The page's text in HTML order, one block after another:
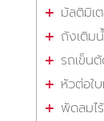
มัลติมิเ
ถังเติม
รถเข็น
หัวต่อใ
พัดลมไ